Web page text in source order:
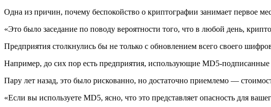
Одна из причин, почему беспокойство о криптографии занимает первое
«Это было заседание по поводу вероятности того, что в любой день,
Предприятия столкнулись бы не только с обновлением всего своего
Например, до сих пор есть предприятия, использующие MD5-
Пару лет назад, это было рискованно, но достаточно приемлемо —
«Если вы используете MD5, ясно, что это представляет опасность для